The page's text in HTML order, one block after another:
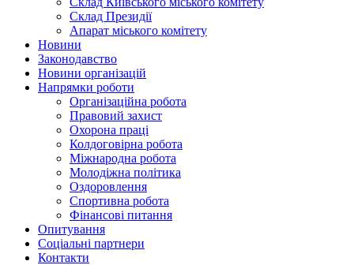
Склад Президії
Апарат міського комітету
Новини
Законодавство
Новини організацій
Напрямки роботи
Організаційна робота
Правовий захист
Охорона праці
Колдоговірна робота
Міжнародна робота
Молодіжна політика
Оздоровлення
Спортивна робота
Фінансові питання
Опитування
Соціальні партнери
Контакти